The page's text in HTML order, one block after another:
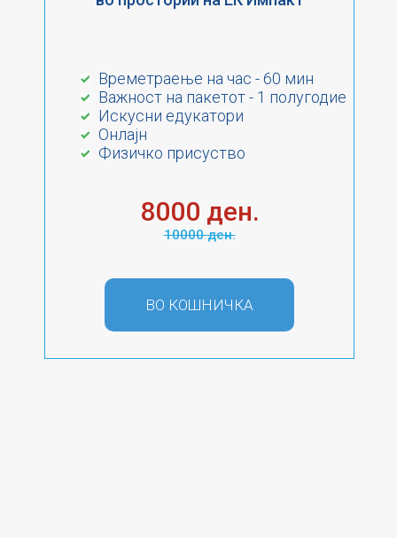
Времетраење на час - 60 мин
Важност на пакетот - 1 полугодие
Искусни едукатори
Онлајн
Физичко присуство
8000 ден.
10000 ден.
ВО КОШНИЧКА